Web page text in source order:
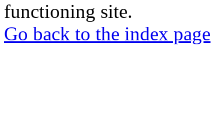
functioning site.
Go back to the index page